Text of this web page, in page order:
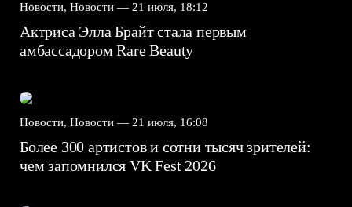
Новости, Новости — 21 июля, 18:12
Актриса Элла Брайт стала первым
амбассадором Rare Beauty
Новости, Новости — 21 июля, 16:08
Более 300 артистов и сотни тысяч зрителей:
чем запомнился VK Fest 2026